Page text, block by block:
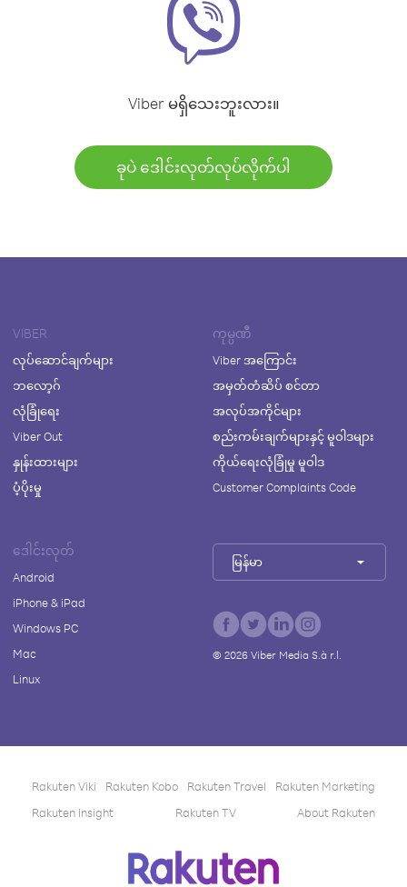
Viber မရှိသေးဘူးလား။
ခုပဲ ဒေါင်းလုတ်လုပ်လိုက်ပါ
VIBER
လုပ်ဆောင်ချက်များ
ဘလော့ဂ်
လုံခြုံရေး
Viber Out
နှုန်းထားများ
ပံ့ပိုးမှု
ကုမ္ပဏီ
Viber အကြောင်း
အမှတ်တံဆိပ် စင်တာ
အလုပ်အကိုင်များ
စည်းကမ်းချက်များနှင့် မူဝါဒများ
ကိုယ်ရေးလုံခြုံမှု မူဝါဒ
Customer Complaints Code
ဒေါင်းလုတ်
Android
iPhone & iPad
Windows PC
Mac
Linux
မြန်မာ
© 2026Viber Media S.à r.l.
Rakuten Viki Rakuten Kobo Rakuten Travel
Rakuten Marketing
Rakuten Insight
Rakuten TV About Rakuten